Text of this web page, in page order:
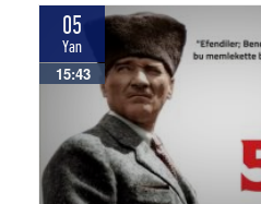
05
Yan
15:43